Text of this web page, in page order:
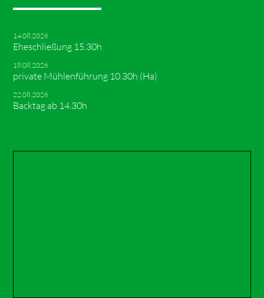
14.08.2026
Eheschließung 15.30h
18.08.2026
private Mühlenführung 10.30h (Ha)
22.08.2026
Backtag ab 14.30h